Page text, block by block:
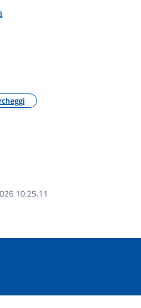
10:25.11